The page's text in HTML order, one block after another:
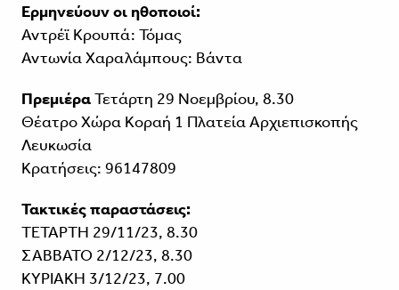
Ερμηνεύουν οι ηθοποιοί:
Αντρέϊ Κρουπά: Τόμας
Αντωνία Χαραλάμπους: Βάντα
ΠρεμιέραΤετάρτη 29 Νοεμβρίου, 8.30
Θέατρο Χώρα Κοραή 1 Πλατεία Αρχιεπισκοπής
Λευκωσία
Κρατήσεις: 96147809
Τακτικές παραστάσεις:
ΤΕΤΑΡΤΗ 29/11/23, 8.30
ΣΑΒΒΑΤΟ 2/12/23, 8.30
ΚΥΡΙΑΚΗ 3/12/23, 7.00